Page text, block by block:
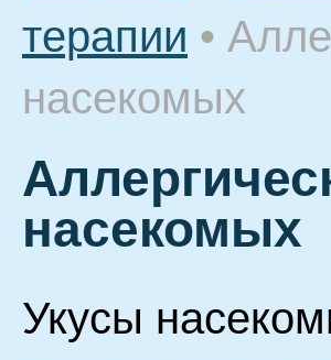
терапии •
насекомых
насекомых
Укусы